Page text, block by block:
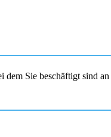
dem Sie beschäftigt sind an